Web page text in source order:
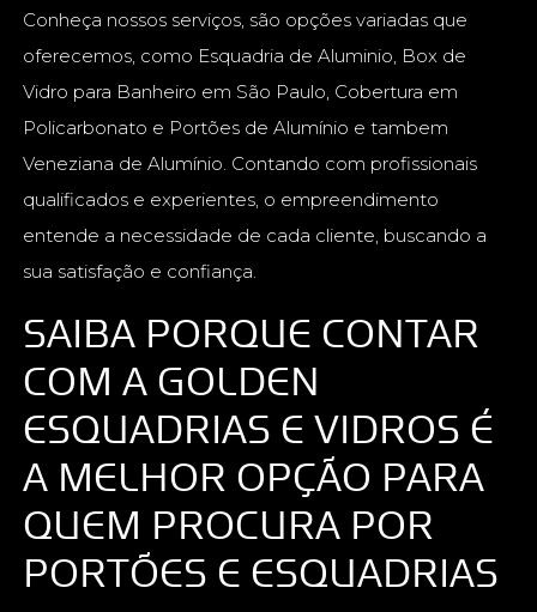
Conheça nossos serviços, são opções variadas que
oferecemos, como Esquadria de Aluminio, Box de
Vidro para Banheiro em São Paulo, Cobertura em
Policarbonato e Portões de Alumínio e tambem
Veneziana de Alumínio. Contando com profissionais
qualificados e experientes, o empreendimento
entende a necessidade de cada cliente, buscando a
sua satisfação e confiança.
SAIBA PORQUE CONTAR
COM A GOLDEN
ESQUADRIAS E VIDROS É
A MELHOR OPÇÃO PARA
QUEM PROCURA POR
PORTÕES E ESQUADRIAS